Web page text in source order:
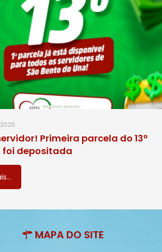
Primeira parcela do 13º
foi depositada
MAPA DO SITE